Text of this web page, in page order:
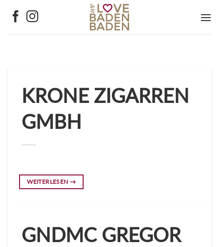
Inhalt
KRONE ZIGARREN
GMBH
WEITERLESEN →
GNDMC GREGOR